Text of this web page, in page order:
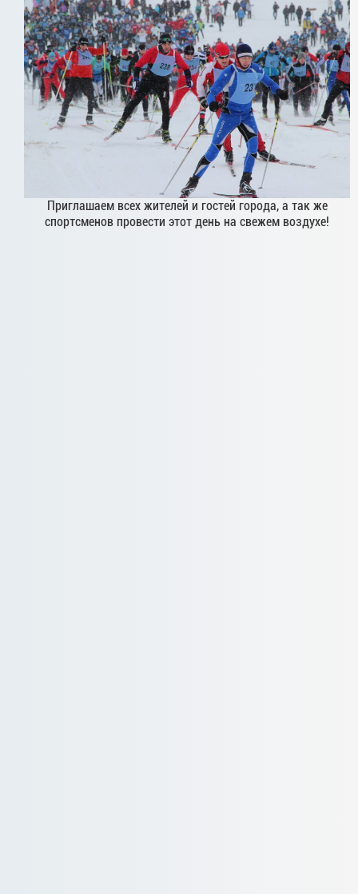
Приглашаем всех жителей и гостей города, а так же
спортсменов провести этот день на свежем воздухе!